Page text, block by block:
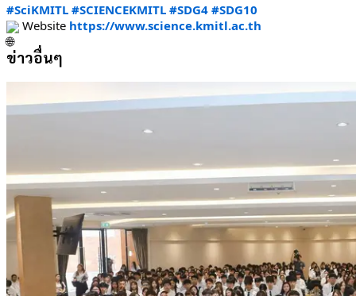
#SciKMITL #SCIENCEKMITL #SDG4 #SDG10
Website https://www.science.kmitl.ac.th
ข่าวอื่นๆ